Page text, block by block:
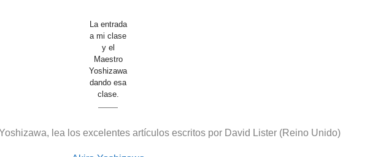
La entrada
a mi clase
y el
Maestro
Yoshizawa
dando esa
clase.
——
lea los excelentes artículos escritos por David Lister (Reino Unido)